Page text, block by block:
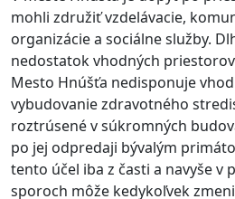
mohli združiť vzdelávacie,
organizácie a sociálne služby.
nedostatok vhodných
Mesto Hnúšťa nedisponuje
vybudovanie zdravotného
roztrúsené v súkromných
po jej odpredaji bývalým
tento účel iba z časti a navyše v
sporoch môže kedykoľvek